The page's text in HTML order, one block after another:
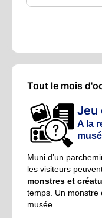
Tout le mois
Jeu
A la
Muni d’un
les visiteurs
monstres et
temps. Un monstre
musée.